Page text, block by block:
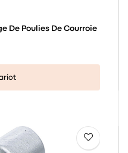
De Poulies De Courroie